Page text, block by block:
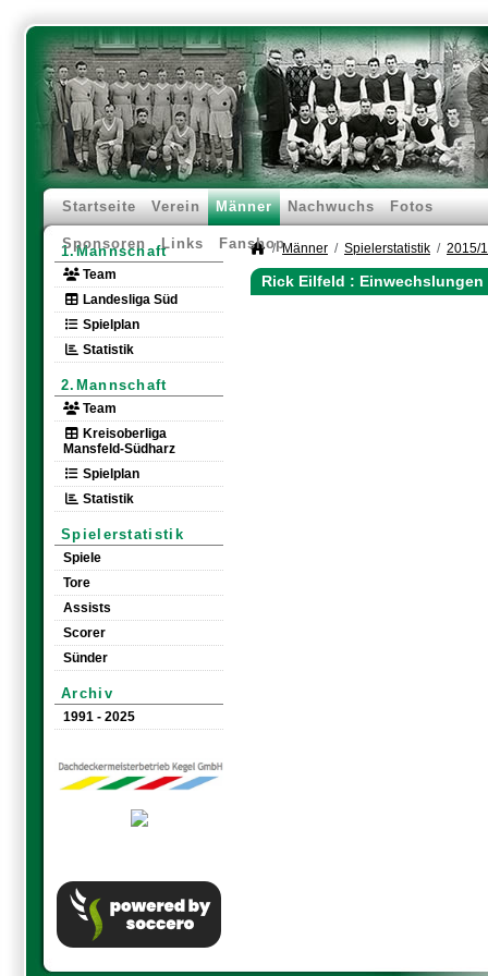
Startseite Verein Männer Nachwuchs Fotos
Sponsoren Links Fanshop
1.Mannschaft
Team
Landesliga Süd
Spielplan
Statistik
2.Mannschaft
Team
Kreisoberliga
Mansfeld-Südharz
Spielplan
Statistik
Spielerstatistik
Spiele
Tore
Assists
Scorer
Sünder
Archiv
1991 - 2025
Männer Spielerstatistik 2015/
Rick Eilfeld :